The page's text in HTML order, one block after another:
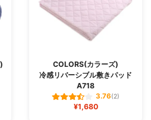
COLORS(カラーズ)
冷感リバーシブル敷きパッド
A718
3.76(2)
¥1,680